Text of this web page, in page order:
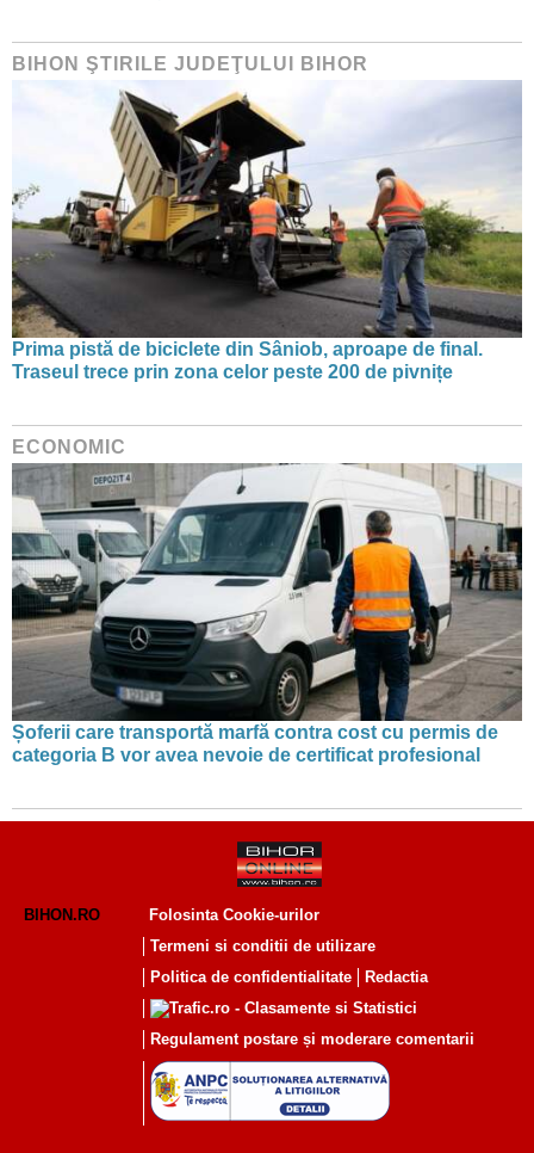
BIHON ŞTIRILE JUDEŢULUI BIHOR
Prima pistă de biciclete din Sâniob, aproape de final.
Traseul trece prin zona celor peste 200 de pivnițe
ECONOMIC
Șoferii care transportă marfă contra cost cu permis de
categoria B vor avea nevoie de certificat profesional
BIHON.RO
Folosinta Cookie-urilor
Termeni si conditii de utilizare
Politica de confidentialitate
Redactia
Regulament postare și moderare comentarii